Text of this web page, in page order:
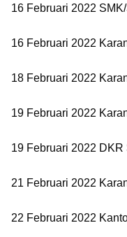
16 Februari 2022
16 Februari 2022
18 Februari 2022
19 Februari 2022
19 Februari 2022 DKR
21 Februari 2022
22 Februari 2022